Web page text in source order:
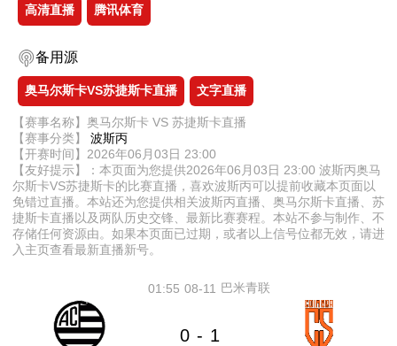
高清直播 腾讯体育
备用源
奥马尔斯卡VS苏捷斯卡直播 文字直播
【赛事名称】奥马尔斯卡 VS 苏捷斯卡直播
【赛事分类】 波斯丙
【开赛时间】2026年06月03日 23:00
【友好提示】：本页面为您提供2026年06月03日 23:00 波斯丙奥马
尔斯卡VS苏捷斯卡的比赛直播，喜欢波斯丙可以提前收藏本页面以
免错过直播。本站还为您提供相关波斯丙直播、奥马尔斯卡直播、苏
捷斯卡直播以及两队历史交锋、最新比赛赛程。本站不参与制作、不
存储任何资源由。如果本页面已过期，或者以上信号位都无效，请进
入主页查看最新直播新号。
08-11
01:55 巴米青联
0 - 1